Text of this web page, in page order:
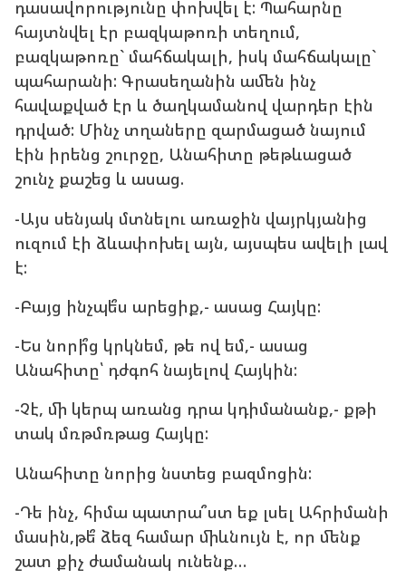
դասավորությունը փոխվել է: Պահարնը
հայտնվել էր բազկաթոռի տեղում,
բազկաթոռը` մահճակալի, իսկ մահճակալը`
պահարանի: Գրասեղանին ամեն ինչ
հավաքված էր և ծաղկամանով վարդեր էին
դրված: Մինչ տղաները զարմացած նայում
էին իրենց շուրջը, Անահիտը թեթևացած
շունչ քաշեց և ասաց.
-Այս սենյակ մտնելու առաջին վայրկյանից
ուզում էի ձևափոխել այն, այսպես ավելի լավ
է:
-Բայց ինչպե՞ս արեցիք,- ասաց Հայկը:
-Ես նորի՞ց կրկնեմ, թե ով եմ,- ասաց
Անահիտը՝ դժգոհ նայելով Հայկին:
-Չէ, մի կերպ առանց դրա կդիմանանք,- քթի
տակ մռթմռթաց Հայկը:
Անահիտը նորից նստեց բազմոցին:
-Դե ինչ, հիմա պատրա՞ստ եք լսել Ահրիմանի
մասին,թե՞ ձեզ համար միևնույն է, որ մենք
շատ քիչ ժամանակ ունենք…